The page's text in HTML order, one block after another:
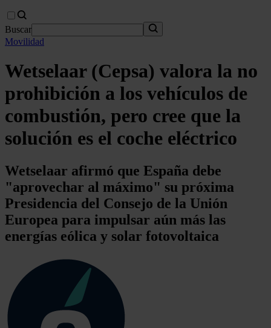
Buscar
Movilidad
Wetselaar (Cepsa) valora la no
prohibición a los vehículos de
combustión, pero cree que la
solución es el coche eléctrico
Wetselaar afirmó que España debe
"aprovechar al máximo" su próxima
Presidencia del Consejo de la Unión
Europea para impulsar aún más las
energías eólica y solar fotovoltaica